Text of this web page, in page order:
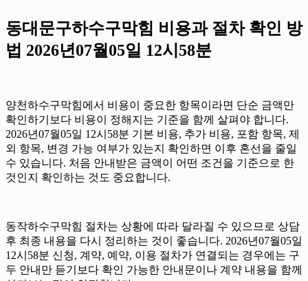
동대문구하수구막힘 비용과 절차 확인 방
법 2026년07월05일 12시58분
양천하수구막힘에서 비용이 중요한 항목이라면 단순 금액만
확인하기보다 비용이 정해지는 기준을 함께 살펴야 합니다.
2026년07월05일 12시58분 기본 비용, 추가 비용, 포함 항목, 제
외 항목, 변경 가능 여부가 있는지 확인하면 이후 혼선을 줄일
수 있습니다. 처음 안내받은 금액이 어떤 조건을 기준으로 한
것인지 확인하는 것도 중요합니다.
동작하수구막힘 절차는 상황에 따라 달라질 수 있으므로 상담
후 최종 내용을 다시 정리하는 것이 좋습니다. 2026년07월05일
12시58분 신청, 계약, 예약, 이용 절차가 연결되는 경우에는 구
두 안내만 듣기보다 확인 가능한 안내문이나 계약 내용을 함께